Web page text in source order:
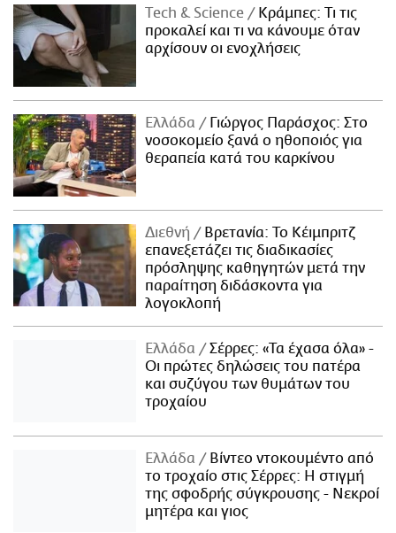
Τech & Science
Κράμπες: Τι τις
προκαλεί και τι να κάνουμε όταν
αρχίσουν οι ενοχλήσεις
Ελλάδα
Γιώργος Παράσχος: Στο
νοσοκομείο ξανά ο ηθοποιός για
θεραπεία κατά του καρκίνου
Διεθνή
Βρετανία: Το Κέιμπριτζ
επανεξετάζει τις διαδικασίες
πρόσληψης καθηγητών μετά την
παραίτηση διδάσκοντα για
λογοκλοπή
Ελλάδα
Σέρρες: «Τα έχασα όλα» -
Οι πρώτες δηλώσεις του πατέρα
και συζύγου των θυμάτων του
τροχαίου
Ελλάδα
Βίντεο ντοκουμέντο από
το τροχαίο στις Σέρρες: Η στιγμή
της σφοδρής σύγκρουσης - Νεκροί
μητέρα και γιος